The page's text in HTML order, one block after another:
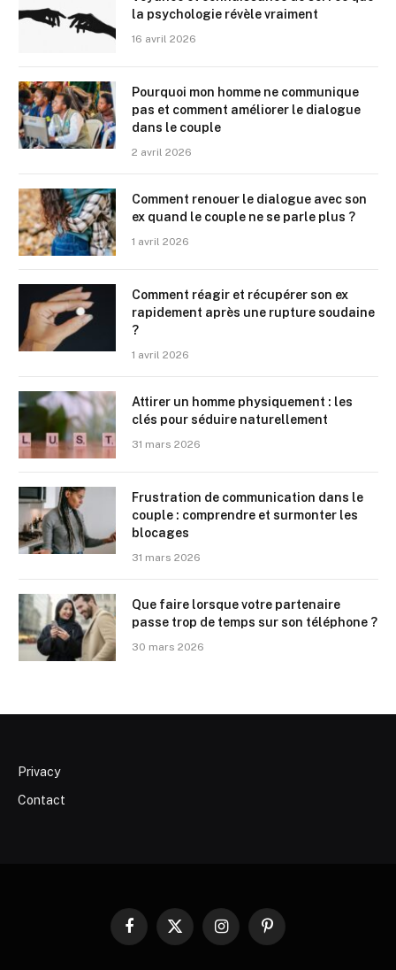
la psychologie révèle vraiment
16 avril 2026
Pourquoi mon homme ne communique
pas et comment améliorer le dialogue
dans le couple
2 avril 2026
Comment renouer le dialogue avec son
ex quand le couple ne se parle plus ?
1 avril 2026
Comment réagir et récupérer son ex
rapidement après une rupture soudaine
?
1 avril 2026
Attirer un homme physiquement : les
clés pour séduire naturellement
31 mars 2026
Frustration de communication dans le
couple : comprendre et surmonter les
blocages
31 mars 2026
Que faire lorsque votre partenaire
passe trop de temps sur son téléphone ?
30 mars 2026
Privacy
Contact
Facebook
X
InstagramPinterest